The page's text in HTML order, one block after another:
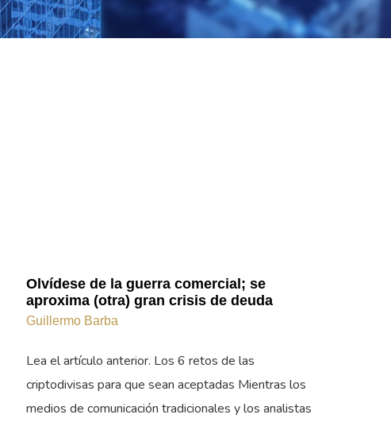
Olvídese de la guerra comercial; se
aproxima (otra) gran crisis de deuda
Guillermo Barba
Lea el artículo anterior. Los 6 retos de las
criptodivisas para que sean aceptadas Mientras los
medios de comunicación tradicionales y los analistas